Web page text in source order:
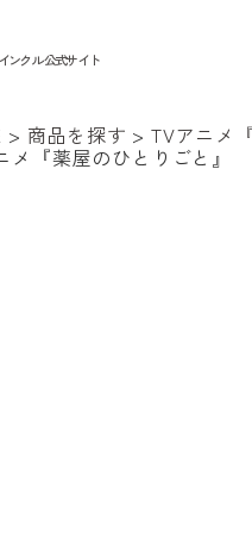
ンクル 公式サイト
> 商品を探す >TVアニメ
メ『薬屋のひとりごと』